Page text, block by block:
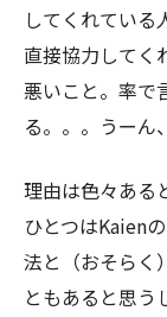
してくれている
直接協力してく
悪いこと。率で
る。。。うーん
理由は色々ある
ひとつはKaien
法と（おそらく
ともあると思う